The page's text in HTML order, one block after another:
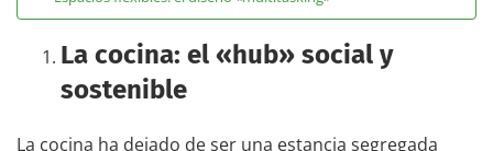
La cocina: el «hub» social y
sostenible
La cocina ha dejado de ser una estancia segregada